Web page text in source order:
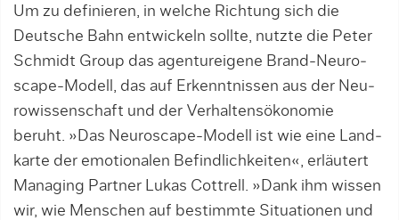
Um zu definieren, in welche Richtung sich die
Deutsche Bahn entwickeln sollte, nutzte die Peter
Schmidt Group das agentureigene Brand-Neu­­ro­
scape-Modell, das auf Erkenntnissen aus der Neu­
ro­wissenschaft und der Verhaltensökonomie
beruht. »Das Neuroscape-Modell ist wie eine Land­
kar­te der emotionalen Befindlichkeiten«, erläutert
Managing Partner Lukas Cottrell. »Dank ihm wissen
wir, wie Menschen auf bestimmte Situationen und